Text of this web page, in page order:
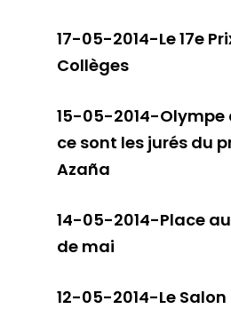
17-05-2014-Le 17e
Collèges
15-05-2014-Olympe
ce sont les jurés du
Azaña
14-05-2014-Place
de mai
12-05-2014-Le